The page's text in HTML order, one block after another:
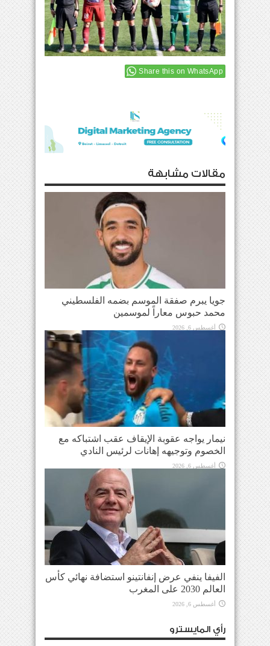
Share this on WhatsApp
مقالات مشابهة
جويا يبرم صفقة الموسم بضمه الفلسطيني
محمد حبوس معاراً لموسمين
أغسطس 6, 2026
نيمار يواجه عقوبة الإيقاف عقب اشتباكه مع
الخصوم وتوجيهه إهانات لرئيس النادي
أغسطس 6, 2026
الفيفا ينفي عرض إنفانتينو استضافة نهائي كأس
العالم 2030 على المغرب
أغسطس 6, 2026
رأي المايسترو